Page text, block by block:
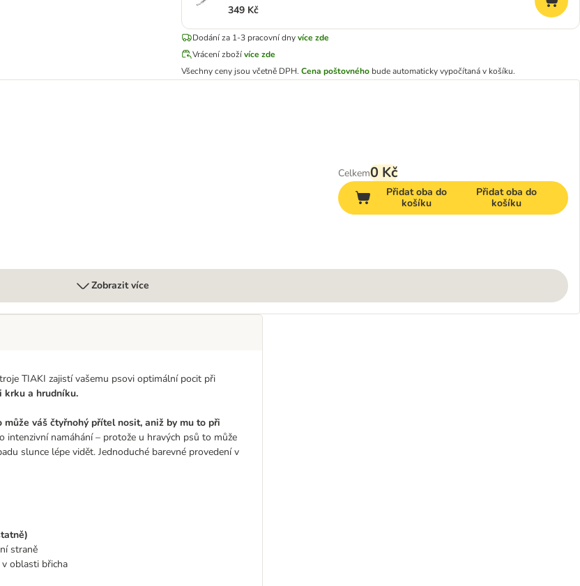
349 Kč
Dodání za 1-3 pracovní dny více zde
Vrácení zbožívíce zde
Všechny ceny jsou včetně DPH. Cena poštovného bude automaticky vypočítaná v košíku.
Celkem0 Kč
Přidat oba do
košíku
Přidat oba do
košíku
Zobrazit více
TIAKI zajistí vašemu psovi optimální pocit při
krku a hrudníku.
váš čtyřnohý přítel nosit, aniž by mu to při
namáhání – protože u hravých psů to může
slunce lépe vidět. Jednoduché barevné provedení v
straně
oblasti břicha